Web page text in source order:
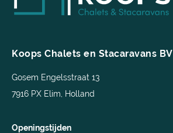
Koops Chalets en Stacaravans BV
Gosem Engelsstraat 13
7916 PX Elim, Holland
Openingstijden